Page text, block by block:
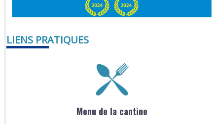
LIENS PRATIQUES
Menu de la cantine